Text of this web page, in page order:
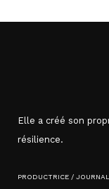
Elle a créé son
résilience.
PRODUCTRICE /